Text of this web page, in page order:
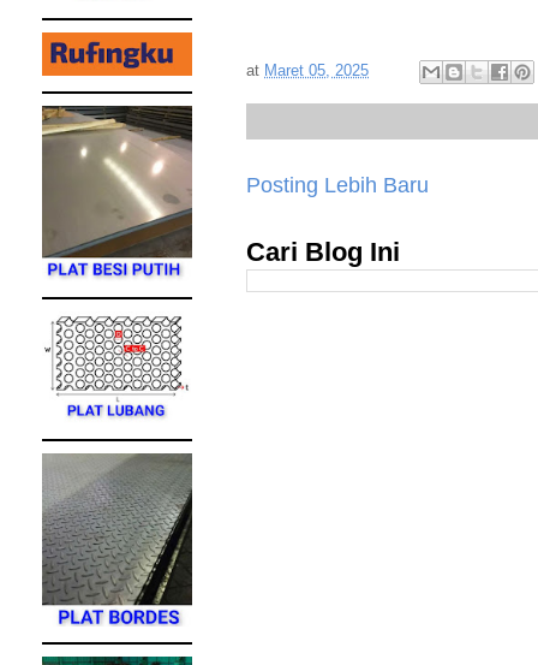
at Maret 05, 2025
Posting Lebih Baru
Cari Blog Ini